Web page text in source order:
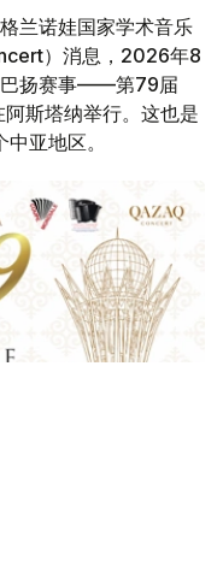
兰诺娃国家学术音乐
）消息，2026年8
巴扬赛事——第79届
斯塔纳举行。这也是
亚地区。